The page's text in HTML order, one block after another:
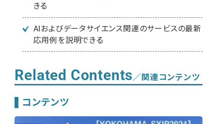
きる
AIおよびデータサイエンス関連のサービスの最新
応用例を説明できる
Related Contents／関連コンテンツ
コンテンツ